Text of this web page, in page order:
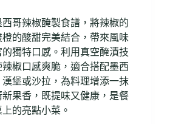
哥辣椒醃製食譜，將辣椒的
的酸甜完美結合，帶來風味
獨特口感。利用真空醃漬技
椒口感爽脆，適合搭配墨西
堡或沙拉，為料理增添一抹
新果香，既提味又健康，是餐
上的亮點小菜。